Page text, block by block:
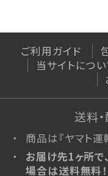
ご利用ガイド
当サイトにつ
送料
商品は『ヤマト運
お届け先1ヶ所
場合は送料無料！
星合い
実りノ
羊羹
琥珀
琥珀糖
琥珀糖
創作羊羹